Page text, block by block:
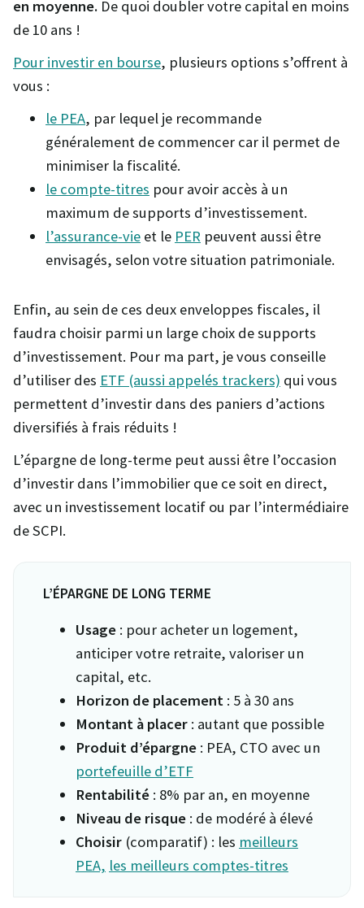
en moyenne. De quoi doubler votre capital en moins
de 10 ans !
Pour investir en bourse, plusieurs options s’offrent à
vous :
le PEA, par lequel je recommande
généralement de commencer car il permet de
minimiser la fiscalité.
le compte-titres pour avoir accès à un
maximum de supports d’investissement.
l’assurance-vie et le PER peuvent aussi être
envisagés, selon votre situation patrimoniale.
Enfin, au sein de ces deux enveloppes fiscales, il
faudra choisir parmi un large choix de supports
d’investissement. Pour ma part, je vous conseille
d’utiliser des ETF (aussi appelés trackers) qui vous
permettent d’investir dans des paniers d’actions
diversifiés à frais réduits !
L’épargne de long-terme peut aussi être l’occasion
d’investir dans l’immobilier que ce soit en direct,
avec un investissement locatif ou par l’intermédiaire
de SCPI.
L’ÉPARGNE DE LONG TERME
Usage : pour acheter un logement,
anticiper votre retraite, valoriser un
capital, etc.
Horizon de placement : 5 à 30 ans
Montant à placer : autant que possible
Produit d’épargne : PEA, CTO avec un
portefeuille d’ETF
Rentabilité : 8% par an, en moyenne
Niveau de risque : de modéré à élevé
Choisir (comparatif) : les meilleurs
PEA, les meilleurs comptes-titres